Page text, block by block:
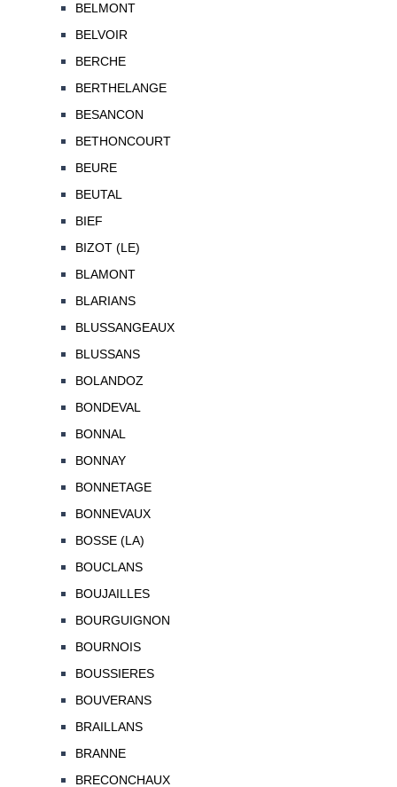
BELMONT
BELVOIR
BERCHE
BERTHELANGE
BESANCON
BETHONCOURT
BEURE
BEUTAL
BIEF
BIZOT (LE)
BLAMONT
BLARIANS
BLUSSANGEAUX
BLUSSANS
BOLANDOZ
BONDEVAL
BONNAL
BONNAY
BONNETAGE
BONNEVAUX
BOSSE (LA)
BOUCLANS
BOUJAILLES
BOURGUIGNON
BOURNOIS
BOUSSIERES
BOUVERANS
BRAILLANS
BRANNE
BRECONCHAUX